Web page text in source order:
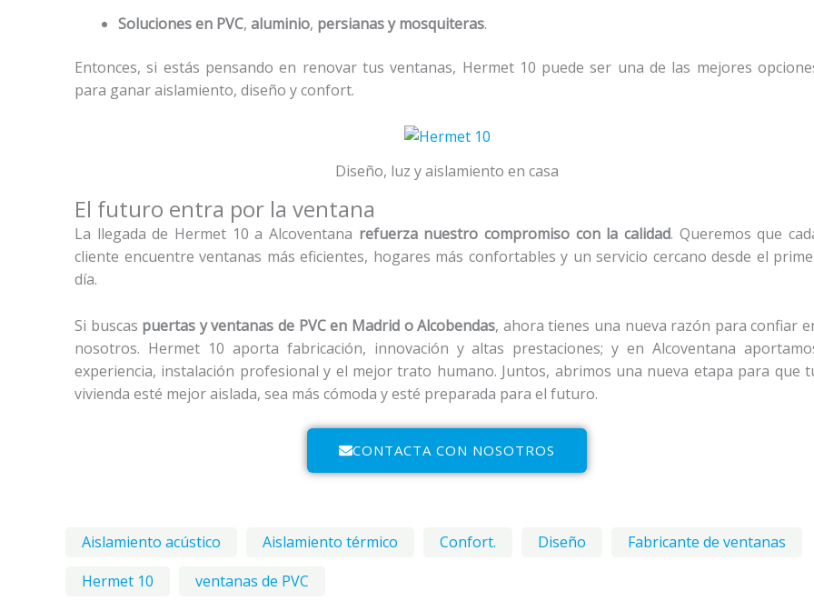
Soluciones en PVC, aluminio, persianas y mosquiteras.
Entonces, si estás pensando en renovar tus ventanas, Hermet 10 puede ser una de las mejores
para ganar aislamiento, diseño y confort.
Diseño, luz y aislamiento en casa
El futuro entra por la ventana
La llegada de Hermet 10 a Alcoventana refuerza nuestro compromiso con la calidad. Queremos que
cliente encuentre ventanas más eficientes, hogares más confortables y un servicio cercano desde el
día.
Si buscas puertas y ventanas de PVC en Madrid o Alcobendas, ahora tienes una nueva razón para confiar
nosotros. Hermet 10 aporta fabricación, innovación y altas prestaciones; y en Alcoventana
experiencia, instalación profesional y el mejor trato humano. Juntos, abrimos una nueva etapa para que
vivienda esté mejor aislada, sea más cómoda y esté preparada para el futuro.
CONTACTA CON NOSOTROS
Aislamiento acústico Aislamiento térmico Confort. Diseño
Fabricante de ventanas
Hermet 10
ventanas de PVC